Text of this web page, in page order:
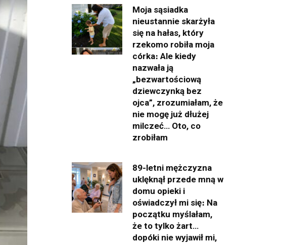
Moja sąsiadka
nieustannie skarżyła
się na hałas, który
rzekomo robiła moja
córka։ Ale kiedy
nazwała ją
„bezwartościową
dziewczynką bez
ojca”, zrozumiałam, że
nie mogę już dłużej
milczeć… Oto, co
zrobiłam
89-letni mężczyzna
uklęknął przede mną w
domu opieki i
oświadczył mi się։ Na
początku myślałam,
że to tylko żart…
dopóki nie wyjawił mi,